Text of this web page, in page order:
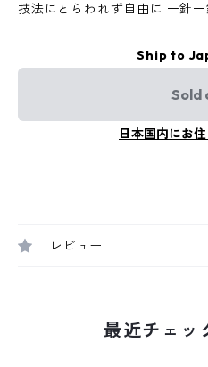
技法にとらわれず自由に 一針
Ship to
Sold
日本国内にお
レビュー
最近チェッ